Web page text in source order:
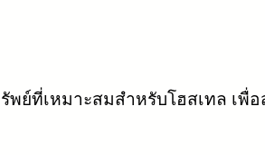
ย์ที่เหมาะสมสำหรับโฮสเทล เ